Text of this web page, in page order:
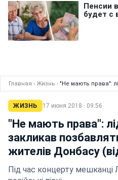
Главная › Жизнь › "Не мають права":
ЖИЗНЬ 17 июня 2018 · 09:56
"Не мають права":
закликав
жителів Донбасу
Під час концерту мешканці